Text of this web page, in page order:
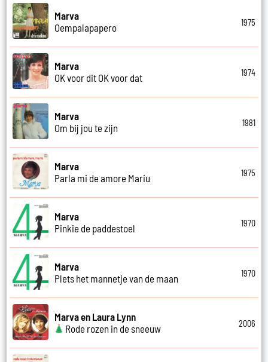
Marva
Oempalapapero
1975
Marva
OK voor dit OK voor dat
1974
Marva
Om bij jou te zijn
1981
Marva
Parla mi de amore Mariu
1975
Marva
Pinkie de paddestoel
1970
Marva
Plets het mannetje van de maan
1970
Marva en Laura Lynn
Rode rozen in de sneeuw
2006